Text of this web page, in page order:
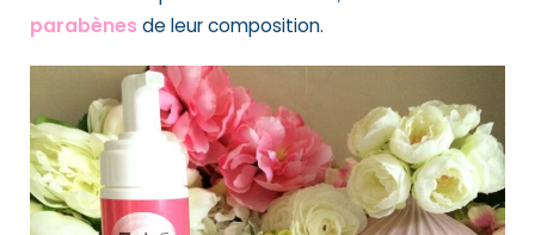
parabènes de leur composition.